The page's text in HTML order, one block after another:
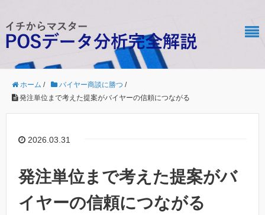
ホーム / バイヤー商談に勝つ /
発注単位まで考えた提案がバイヤーの信頼につながる
2026.03.31
発注単位まで考えた提案がバ
イヤーの信頼につながる